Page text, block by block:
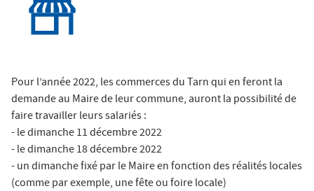
Pour l’année 2022, les commerces du Tarn qui en feront la
demande au Maire de leur commune, auront la possibilité de
faire travailler leurs salariés :
- le dimanche 11 décembre 2022
- le dimanche 18 décembre 2022
- un dimanche fixé par le Maire en fonction des réalités locales
(comme par exemple, une fête ou foire locale)